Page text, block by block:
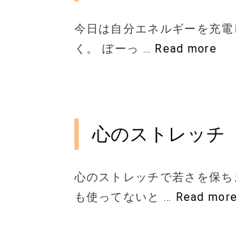
今日は自分エネルギーを充
く。 ぼーっ … Read more
心のストレッチ
心のストレッチで若さを保
も使ってないと … Read more